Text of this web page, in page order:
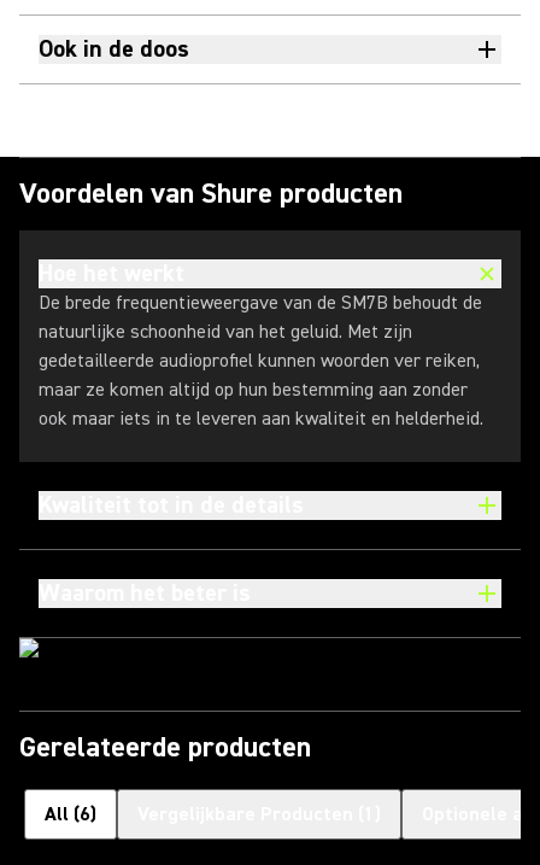
Ook in de doos
Voordelen van Shure producten
De brede frequentieweergave van de SM7B behoudt de
natuurlijke schoonheid van het geluid. Met zijn
gedetailleerde audioprofiel kunnen woorden ver reiken,
maar ze komen altijd op hun bestemming aan zonder
ook maar iets in te leveren aan kwaliteit en helderheid.
Gerelateerde producten
All (6)